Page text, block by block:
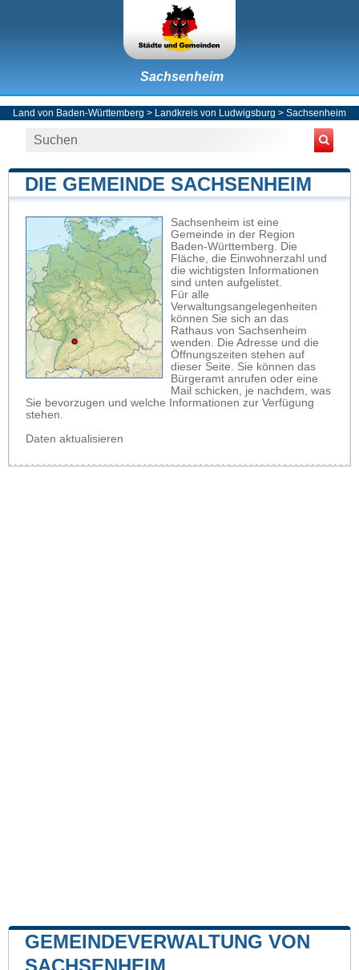
Sachsenheim
Land von Baden-Württemberg > Landkreis von Ludwigsburg > Sachsenheim
DIE GEMEINDE SACHSENHEIM
Sachsenheim ist eine
Gemeinde in der Region
Baden-Württemberg. Die
Fläche, die Einwohnerzahl und
die wichtigsten Informationen
sind unten aufgelistet.
Für alle
Verwaltungsangelegenheiten
können Sie sich an das
Rathaus von Sachsenheim
wenden. Die Adresse und die
Öffnungszeiten stehen auf
dieser Seite. Sie können das
Bürgeramt anrufen oder eine
Mail schicken, je nachdem, was
Sie bevorzugen und welche Informationen zur Verfügung
stehen.
Daten aktualisieren
GEMEINDEVERWALTUNG VON